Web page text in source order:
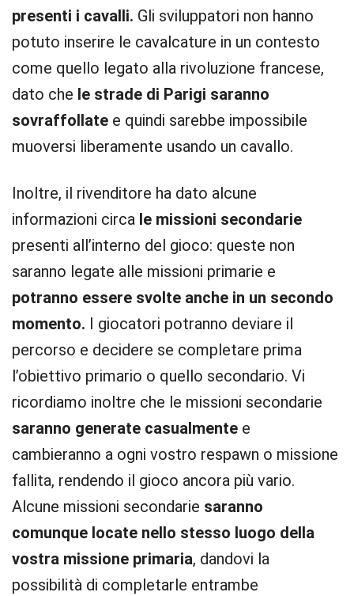
presenti i cavalli. Gli sviluppatori non hanno
potuto inserire le cavalcature in un contesto
come quello legato alla rivoluzione francese,
dato che le strade di Parigi saranno
sovraffollate e quindi sarebbe impossibile
muoversi liberamente usando un cavallo.
Inoltre, il rivenditore ha dato alcune
informazioni circa le missioni secondarie
presenti all’interno del gioco: queste non
saranno legate alle missioni primarie e
potranno essere svolte anche in un secondo
momento. I giocatori potranno deviare il
percorso e decidere se completare prima
l’obiettivo primario o quello secondario. Vi
ricordiamo inoltre che le missioni secondarie
saranno generate casualmente e
cambieranno a ogni vostro respawn o missione
fallita, rendendo il gioco ancora più vario.
Alcune missioni secondarie saranno
comunque locate nello stesso luogo della
vostra missione primaria, dandovi la
possibilità di completarle entrambe